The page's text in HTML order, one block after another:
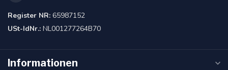
Register NR: 65987152
USt-IdNr.: NL001277264B70
Informationen